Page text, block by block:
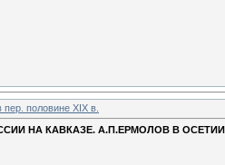
половине XIX в.
НА КАВКАЗЕ. А.П.ЕРМОЛОВ В ОСЕТИИ